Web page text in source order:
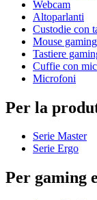
Webcam
Altoparlanti
Custodie con
Mouse gaming
Tastiere
Cuffie con
Microfoni
Per la
Serie Master
Serie Ergo
Per gaming